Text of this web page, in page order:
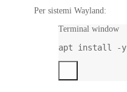
Per sistemi Wayland:
Terminal window
apt install -y